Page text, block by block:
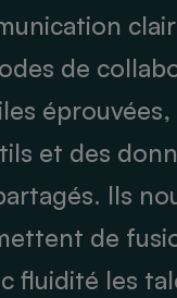
de
éprouvées,
et des
Ils
de
fluidité les